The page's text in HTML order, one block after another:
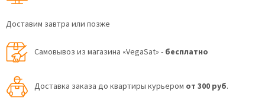
Доставим завтра или позже
Самовывоз из магазина «VegaSat» - бесплатно
Доставка заказа до квартиры курьером от 300 руб.